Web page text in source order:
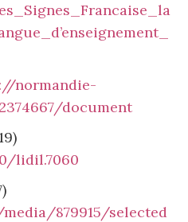
normandie-
document
lidil.7060
879915/selected